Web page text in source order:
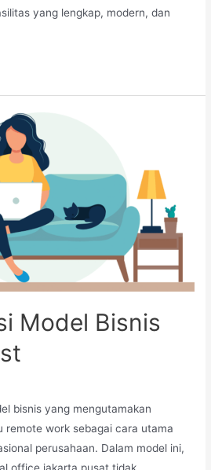
yang lengkap, modern, dan
Model Bisnis
bisnis yang mengutamakan
remote work sebagai cara utama
perusahaan. Dalam model ini,
office jakarta pusat tidak